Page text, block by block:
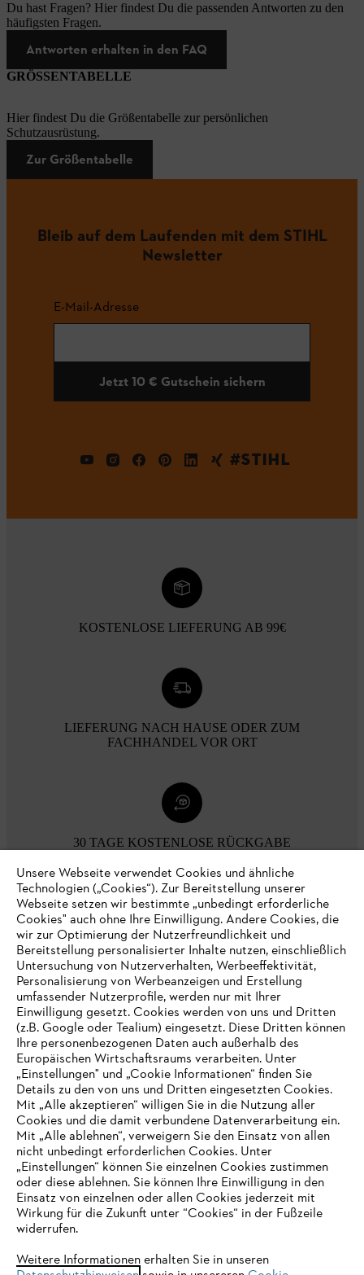
Du hast Fragen? Hier findest Du die passenden Antworten zu den
häufigsten Fragen.
Antworten erhalten in den FAQ
GRÖSSENTABELLE
Hier findest Du die Größentabelle zur persönlichen
Schutzausrüstung.
Zur Größentabelle
Bleib auf dem Laufenden mit dem STIHL
Newsletter
E-Mail-Adresse
Jetzt 10 € Gutschein sichern
#STIHL
KOSTENLOSE LIEFERUNG AB 99€
LIEFERUNG NACH HAUSE ODER ZUM
FACHHANDEL VOR ORT
30 TAGE KOSTENLOSE RÜCKGABE
Zahlungsmöglichkeiten
Unternehmen
Online Shop
Service
IHR BROWSER WIRD NICHT
UNTERSTÜTZT
eine optimale Nutzung unserer Seite empfehlen wir Ihnen, zu
Unsere Webseite verwendet Cookies und ähnliche
Technologien („Cookies“). Zur Bereitstellung unserer
Webseite setzen wir bestimmte „unbedingt erforderliche
Cookies" auch ohne Ihre Einwilligung. Andere Cookies, die
wir zur Optimierung der Nutzerfreundlichkeit und
Bereitstellung personalisierter Inhalte nutzen, einschließlich
Untersuchung von Nutzerverhalten, Werbeeffektivität,
Personalisierung von Werbeanzeigen und Erstellung
umfassender Nutzerprofile, werden nur mit Ihrer
Einwilligung gesetzt. Cookies werden von uns und Dritten
(z.B. Google oder Tealium) eingesetzt. Diese Dritten können
Ihre personenbezogenen Daten auch außerhalb des
Europäischen Wirtschaftsraums verarbeiten. Unter
„Einstellungen" und „Cookie Informationen“ finden Sie
Details zu den von uns und Dritten eingesetzten Cookies.
Mit „Alle akzeptieren“ willigen Sie in die Nutzung aller
Cookies und die damit verbundene Datenverarbeitung ein.
Mit „Alle ablehnen“, verweigern Sie den Einsatz von allen
nicht unbedingt erforderlichen Cookies. Unter
„Einstellungen“ können Sie einzelnen Cookies zustimmen
oder diese ablehnen. Sie können Ihre Einwilligung in den
Einsatz von einzelnen oder allen Cookies jederzeit mit
Wirkung für die Zukunft unter “Cookies“ in der Fußzeile
widerrufen.
Weitere Informationen erhalten Sie in unseren